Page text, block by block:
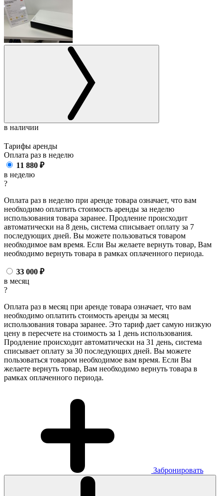
в наличии
Тарифы аренды
Оплата раз в неделю
11 880 ₽
в неделю
?
Оплата раз в неделю при аренде товара означает, что вам
необходимо оплатить стоимость аренды за неделю
использования товара заранее. Продление происходит
автоматически на 8 день, система списывает оплату за 7
последующих дней. Вы можете пользоваться товаром
необходимое вам время. Если Вы желаете вернуть товар, Вам
необходимо вернуть товара в рамках оплаченного периода.
33 000 ₽
в месяц
?
Оплата раз в месяц при аренде товара означает, что вам
необходимо оплатить стоимость аренды за месяц
использования товара заранее. Это тариф дает самую низкую
цену в пересчете на стоимость за 1 день использования.
Продление происходит автоматически на 31 день, система
списывает оплату за 30 последующих дней. Вы можете
пользоваться товаром необходимое вам время. Если Вы
желаете вернуть товар, Вам необходимо вернуть товара в
рамках оплаченного периода.
Забронировать